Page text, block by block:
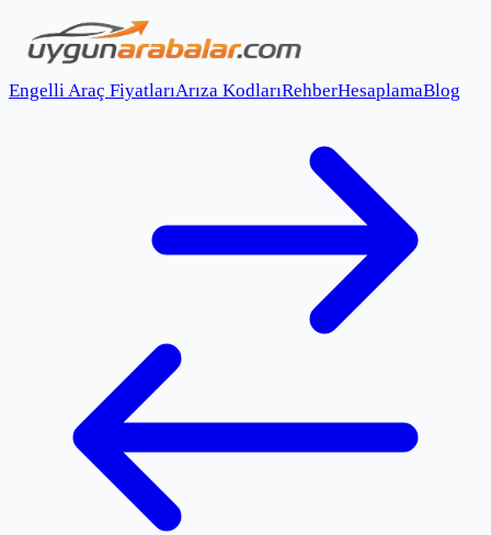
Engelli Araç FiyatlarıArıza KodlarıRehberHesaplamaBlog